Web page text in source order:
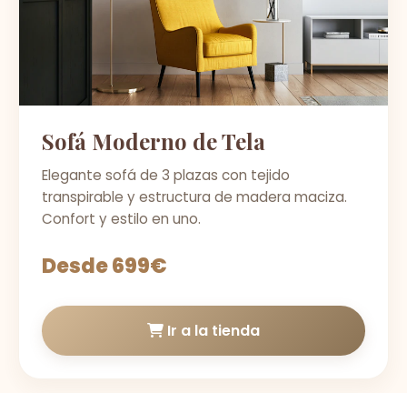
Sofá Moderno de Tela
Elegante sofá de 3 plazas con tejido
transpirable y estructura de madera maciza.
Confort y estilo en uno.
Desde 699€
Ir a la tienda